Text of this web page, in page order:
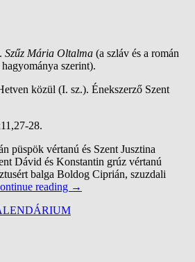
Szűz Mária Oltalma (a szláv és a román
szerint).
közül (I. sz.). Énekszerző Szent
28.
püspök vértanú és Szent Jusztina
Dávid és Konstantin grúz vértanú
balga Boldog Ciprián, szuzdali
reading →